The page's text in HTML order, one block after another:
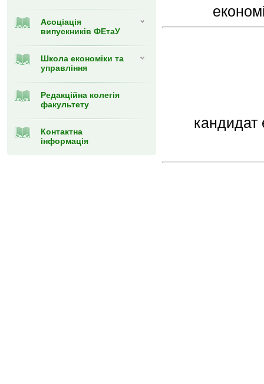
Асоціація
випускників ФЕтаУ
Школа економіки та
управління
Редакційна колегія
факультету
Контактна
інформація
кандидат